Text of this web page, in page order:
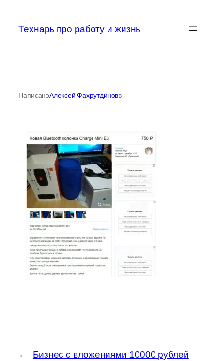
содержимому
Технарь про работу и жизнь
НаписаноАлексей Фахрутдиновв
←
Бизнес с вложениями 10000 рублей